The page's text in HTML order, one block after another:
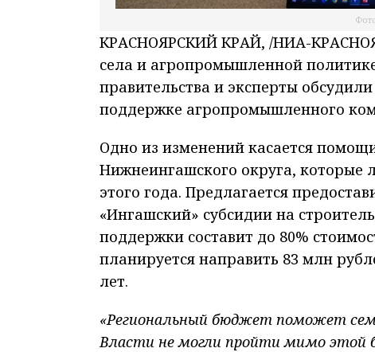
КРАСНОЯРСКИЙ КРАЙ, /НИА-
села и агропромышленной
правительства и эксперты
поддержке агропромышленного
Одно из изменений касается
Нижнеингашского округа, которые
этого года. Предлагается
«Ингашский» субсидии на
поддержки составит до 80%
планируется направить 83 млн
лет.
«Региональный бюджет поможет
Власти не могли пройти мимо этой